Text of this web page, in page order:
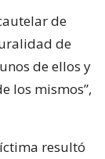
de
de
de ellos y
los mismos”,
resultó